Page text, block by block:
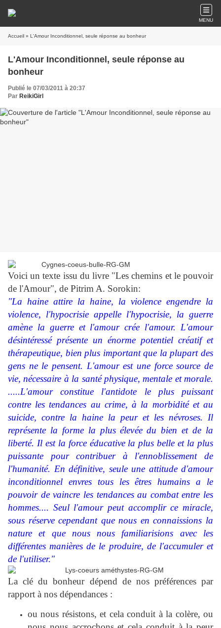
MENU
Accueil » L'Amour Inconditionnel, seule réponse au bonheur
L'Amour Inconditionnel, seule réponse au
bonheur
Publié le 07/03/2011 à 20:37
Par ReikiGirl
Voici un texte issu du livre "Les chemins et le pouvoir
de l'Amour", de Pitrim A. Sorokin:
"La haine attire la haine, la violence engendre la
violence, l'hypocrisie appelle l'hypocrisie, la guerre
amène la guerre et l'amour crée l'amour. L'amour
désintéressé présente un énorme potentiel créatif et
thérapeutique, bien plus important que la plupart des
gens ne le pensent. L'amour est une force source de
vie, nécessaire à la santé physique, mentale et morale.
.....L'amour constitue l'antidote le plus puissant
contre les tendances au crime, à la morbidité et au
suicide, contre la haine la peur et les névroses. Il
représente la forme la plus élevée du bien et de la
liberté. Il est la force éducative la plus belle et la plus
puissante pour contribuer à l'ennoblissement de
l'humanité. En définitive, seule une attitude d'amour
inconditionnel envres tous les êtres humains a le
pouvoir de vaincre les tendances au combat entre les
hommes.... Seul l'amour peut accomplir ce miracle,
sous réserve cependant que nous en connaissions la
nature et que nous nous familiarisions avec les
différentes manières de le produire, de l'accumuler et
de l'utiliser."
La clé du bonheur dépend de nos préférences par
rapport à nos dépendances :
ou nous résistons, et cela conduit à la colère, ou